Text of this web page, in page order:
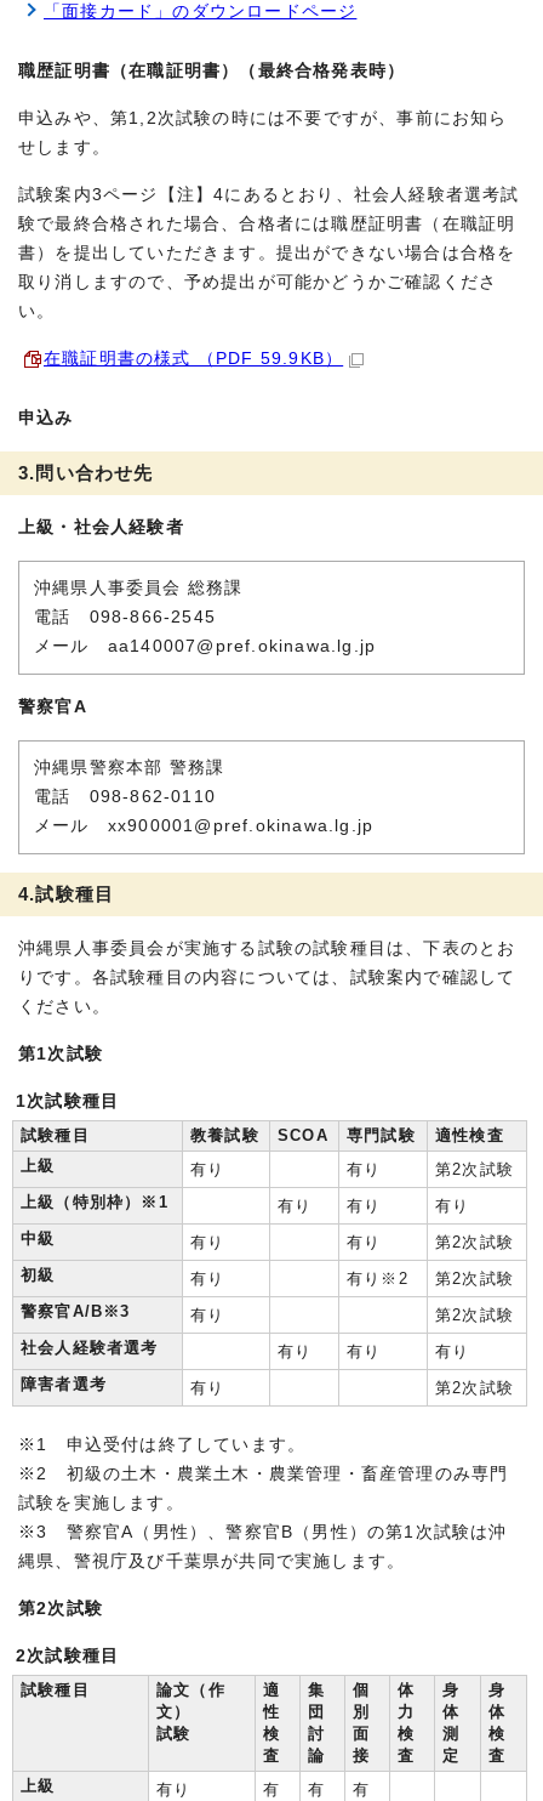
「面接カード」のダウンロードページ
職歴証明書（在職証明書）（最終合格発表時）
申込みや、第1,2次試験の時には不要ですが、事前にお知ら
せします。
試験案内3ページ【注】4にあるとおり、社会人経験者選考試
験で最終合格された場合、合格者には職歴証明書（在職証明
書）を提出していただきます。提出ができない場合は合格を
取り消しますので、予め提出が可能かどうかご確認くださ
い。
在職証明書の様式 （PDF 59.9KB）
申込み
3.問い合わせ先
上級・社会人経験者
沖縄県人事委員会 総務課
電話 098-866-2545
メール aa140007@pref.okinawa.lg.jp
警察官A
沖縄県警察本部 警務課
電話 098-862-0110
メール xx900001@pref.okinawa.lg.jp
4.試験種目
沖縄県人事委員会が実施する試験の試験種目は、下表のとお
りです。各試験種目の内容については、試験案内で確認して
ください。
第1次試験
1次試験種目
試験種目
教養試験 SCOA 専門試験
適性検査
上級
有り 有り
第2次試験
上級（特別枠）※1
有り 有り
有り
中級
有り 有り
第2次試験
初級
有り 有り※2
第2次試験
警察官A/B※3
有り
第2次試験
社会人経験者選考
有り 有り
有り
障害者選考
有り 第2次試験
※1 申込受付は終了しています。
※2 初級の土木・農業土木・農業管理・畜産管理のみ専門
試験を実施します。
※3 警察官A（男性）、警察官B（男性）の第1次試験は沖
縄県、警視庁及び千葉県が共同で実施します。
第2次試験
2次試験種目
試験種目
論文（作
文）
試験
適
性
検
査
集
団
討
論
個
別
面
接
体
力
検
査
身
体
測
定
身
体
検
査
上級
有り
有
有
有